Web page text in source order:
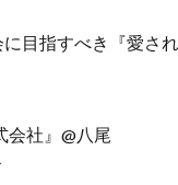
目指すべき『愛さ
会社』@八尾